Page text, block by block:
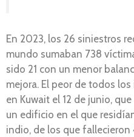
En 2023, los 26 siniestros
mundo sumaban 738
sido 21 con un menor
mejora. El peor de todos
en Kuwait el 12 de junio,
un edificio en el que
indio, de los que